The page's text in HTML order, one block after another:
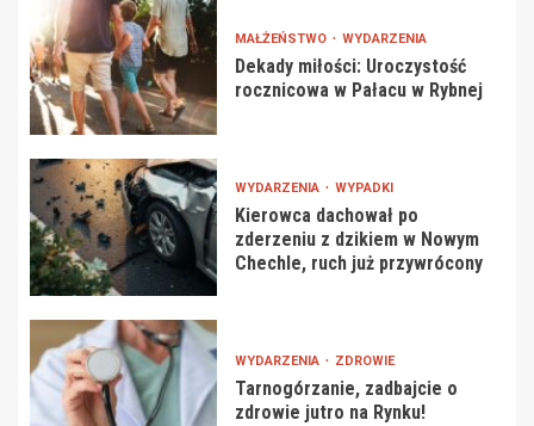
MAŁŻEŃSTWO WYDARZENIA
Dekady miłości: Uroczystość
rocznicowa w Pałacu w Rybnej
WYDARZENIA WYPADKI
Kierowca dachował po
zderzeniu z dzikiem w Nowym
Chechle, ruch już przywrócony
WYDARZENIA ZDROWIE
Tarnogórzanie, zadbajcie o
zdrowie jutro na Rynku!